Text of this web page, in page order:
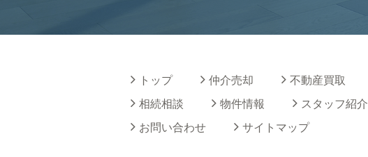
トップ 仲介売却 不動産買取
相続相談
物件情報 スタッフ紹介
お問い合わせ
サイトマップ